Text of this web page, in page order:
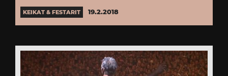
KEIKAT & FESTARIT 19.2.2018